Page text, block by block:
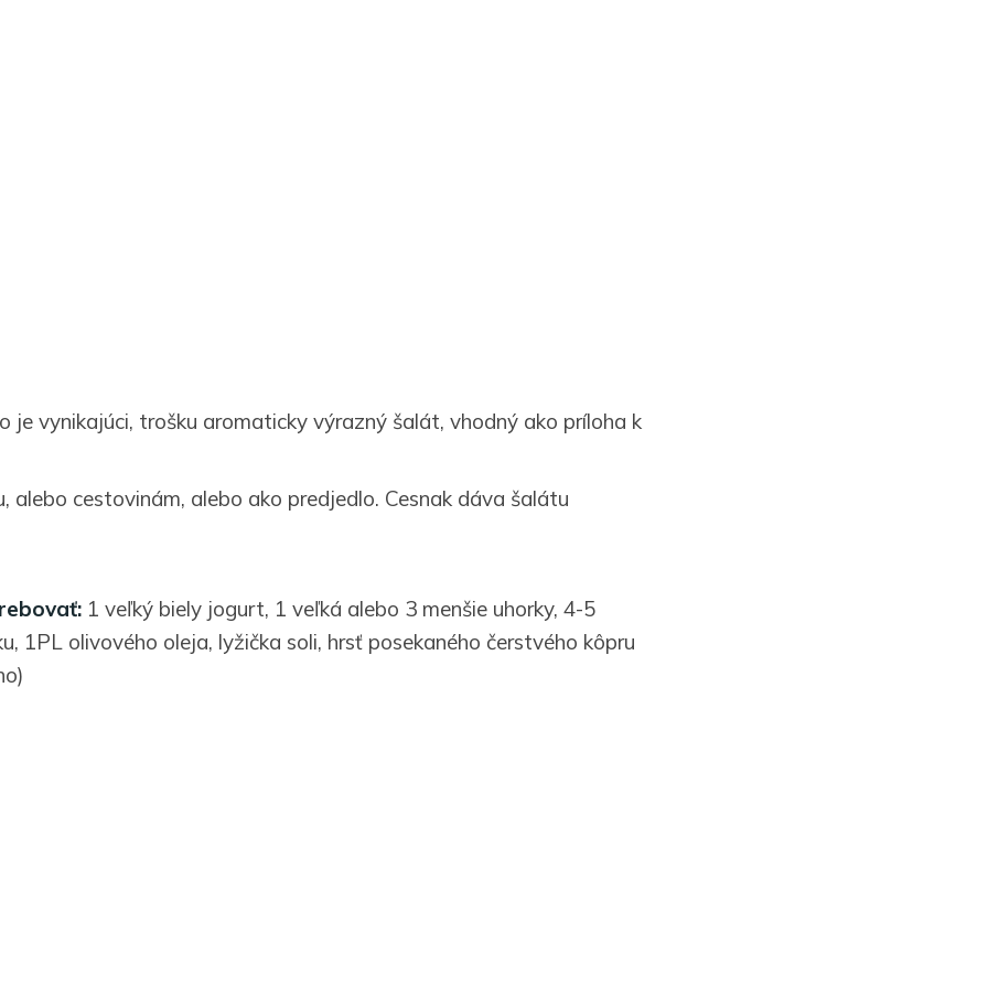
je vynikajúci, trošku aromaticky výrazný šalát, vhodný ako príloha k
alebo cestovinám, alebo ako predjedlo. Cesnak dáva šalátu
1 veľký biely jogurt, 1 veľká alebo 3 menšie uhorky, 4-5
1PL olivového oleja, lyžička soli, hrsť posekaného čerstvého kôpru